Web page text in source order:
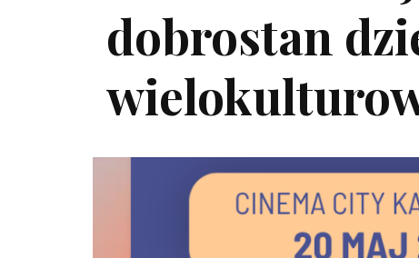
dobrostan